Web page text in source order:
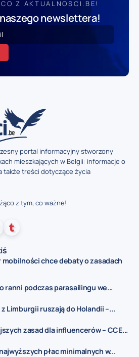
Z AKTUALNOSCI.BE!
newslettera!
portal informacyjny stworzony
mieszkających w Belgii: informacje o
także treści dotyczące życia
z tym, co ważne!
chce debaty o zasadach
ranni podczas parasailingu we...
Limburgii ruszają do Holandii –...
zasad dla influencerów – CCE...
płac minimalnych w...